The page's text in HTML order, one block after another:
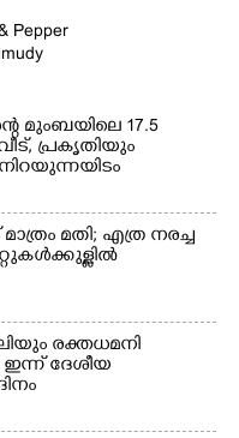
മുംബയിലെ 17.5
പ്രകൃതിയും
മതി; എത്ര നരച്ച
രക്തധമനി
ദേശീയ